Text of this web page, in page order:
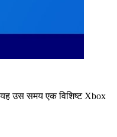
यह उस समय एक विशिष्ट Xbox